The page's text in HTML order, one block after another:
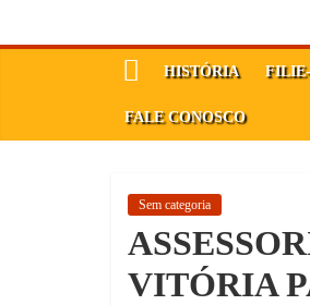
de
Guamaré
SINDSERG
HISTÓRIA
FALE CONOSCO
Sem categoria
VITÓRIA